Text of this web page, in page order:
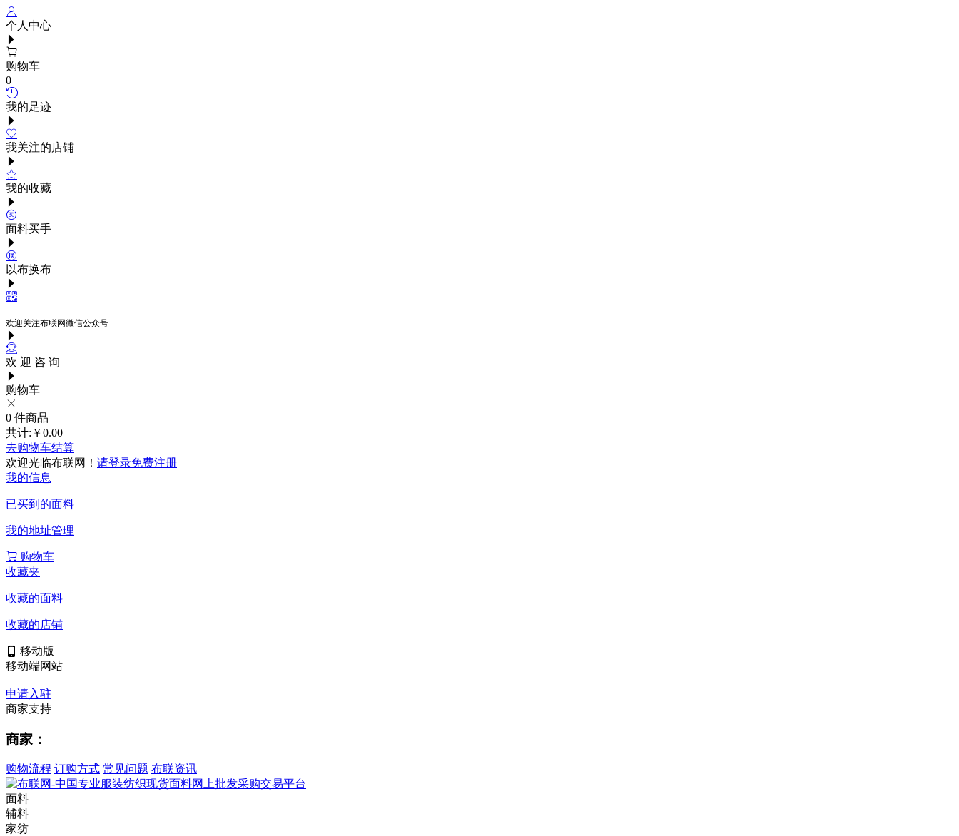
个人中心
购物车
0
我的足迹
我关注的店铺
我的收藏
面料买手
以布换布
欢迎关注布联网微信公众号
欢 迎 咨 询
购物车
0 件商品
共计: ￥0.00
去购物车结算
欢迎光临布联网！ 请登录免费注册
我的信息
已买到的面料
我的地址管理
购物车
收藏夹
收藏的面料
收藏的店铺
移动版
移动端网站
申请入驻
商家支持
商家：
购物流程 订购方式 常见问题 布联资讯
面料
辅料
家纺